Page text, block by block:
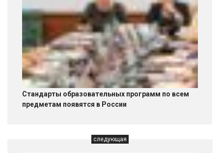
Стандарты образовательных программ по всем
предметам появятся в России
следующая